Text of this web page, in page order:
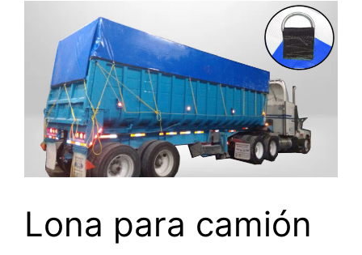
Lona para camión